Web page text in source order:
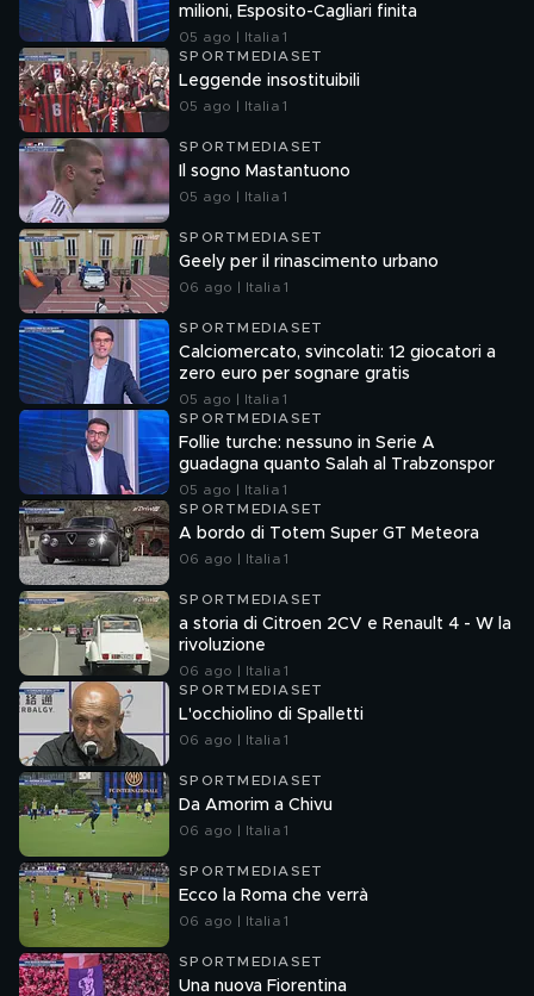
milioni, Esposito-Cagliari finita
05 ago | Italia 1
SPORTMEDIASET
Leggende insostituibili
05 ago | Italia 1
SPORTMEDIASET
Il sogno Mastantuono
05 ago | Italia 1
SPORTMEDIASET
Geely per il rinascimento urbano
06 ago | Italia 1
SPORTMEDIASET
Calciomercato, svincolati: 12 giocatori a
zero euro per sognare gratis
05 ago | Italia 1
SPORTMEDIASET
Follie turche: nessuno in Serie A
guadagna quanto Salah al Trabzonspor
05 ago | Italia 1
SPORTMEDIASET
A bordo di Totem Super GT Meteora
06 ago | Italia 1
SPORTMEDIASET
a storia di Citroen 2CV e Renault 4 - W la
rivoluzione
06 ago | Italia 1
SPORTMEDIASET
L'occhiolino di Spalletti
06 ago | Italia 1
SPORTMEDIASET
Da Amorim a Chivu
06 ago | Italia 1
SPORTMEDIASET
Ecco la Roma che verrà
06 ago | Italia 1
SPORTMEDIASET
Una nuova Fiorentina